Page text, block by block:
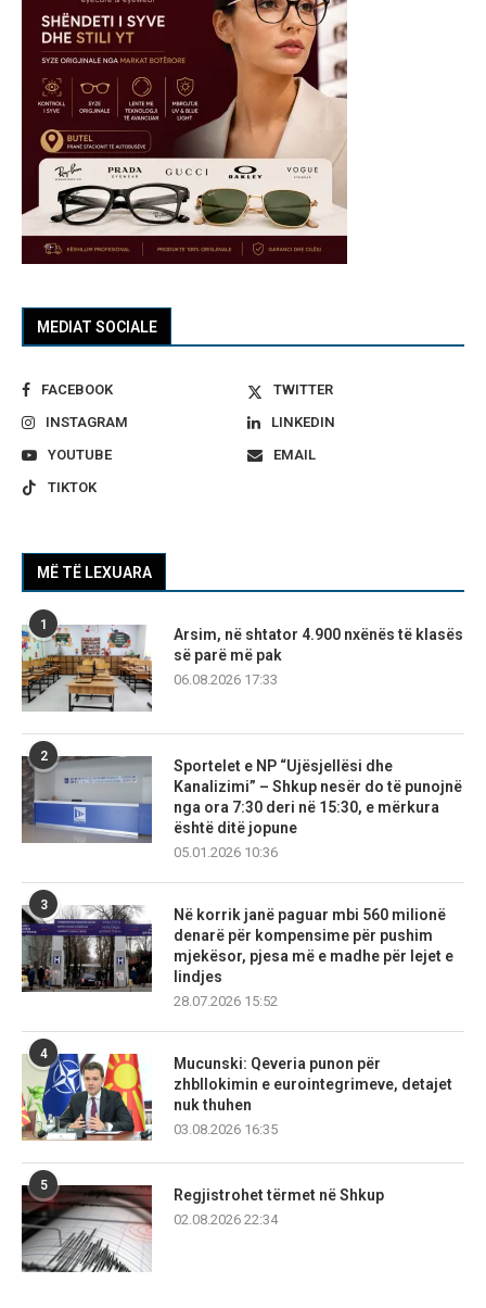
MEDIAT SOCIALE
FACEBOOK
TWITTER
INSTAGRAM
LINKEDIN
YOUTUBE
EMAIL
TIKTOK
MË TË LEXUARA
1
Arsim, në shtator 4.900 nxënës të klasës
së parë më pak
06.08.2026 17:33
2
Sportelet e NP “Ujësjellësi dhe
Kanalizimi” – Shkup nesër do të punojnë
nga ora 7:30 deri në 15:30, e mërkura
është ditë jopune
05.01.2026 10:36
3
Në korrik janë paguar mbi 560 milionë
denarë për kompensime për pushim
mjekësor, pjesa më e madhe për lejet e
lindjes
28.07.2026 15:52
4
Mucunski: Qeveria punon për
zhbllokimin e eurointegrimeve, detajet
nuk thuhen
03.08.2026 16:35
5
Regjistrohet tërmet në Shkup
02.08.2026 22:34